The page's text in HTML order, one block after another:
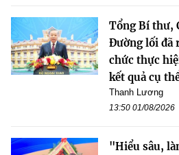
Tổng Bí thư,
Đường lối đã
chức thực
kết quả cụ
Thanh Lương
13:50 01/08/2026
"Hiểu sâu,